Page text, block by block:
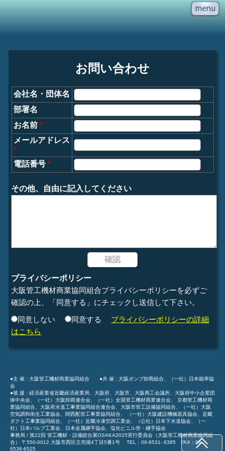
お問い合わせ
会社名・団体名
部署名
お名前 *
メールアドレス
*
電話番号 *
その他、自由に記入してください
プライバシーポリシー
大阪管工機材商業協同組合プライバシーポリシーを必ずご
確認の上、「同意する」にチェックし送信して下さい。
同意しない
同意する
プライバシーポリシーの詳細
はこちら
●主 催 : 大阪管工機材商業協同組合 ●共 催 : 大阪ポンプ卸商組合、（一社）日本能率協
会
●後 援 : 経済産業省近畿経済産業局、大阪府、大阪市、大阪商工会議所、大阪府中小企業団
体中央会、（一社）大阪卸商連合会、（一社）全国管工機材商業連合会、 京都管工機材商
業協同組合、大阪府水道工事業協同組合連合会、大阪市管工設備協同組合、（一社）大阪
空気調和衛生工業協会、関西配管工事業協同組合、 （一社）大阪建設機械器具協会、近畿
ダクト工事業協同組合、（一社）近畿冷凍空調工業会、（公社）日本下水道協会、（一
社）日本バルブ工業会、日本金属継手協会、塩化ビニル管・継手協会
事務局 / 第22回 管工機材・設備総合展OSAKA2025実行委員会（大阪管工機材商業協同組
合） 〒550-0012 大阪市西区立売堀4丁目5番1号 TEL：06-6531- 6385 FAX：06-
6536-6525